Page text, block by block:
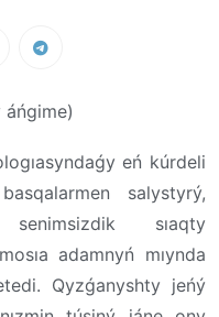
eń kúrdeli
salystyrý,
sıaqty
adamnyń mıynda
Qyzǵanyshty jeńý